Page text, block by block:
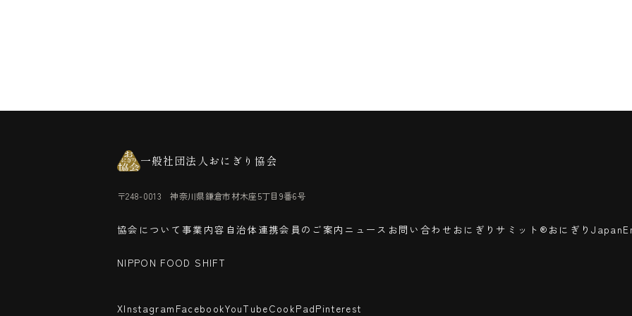
一般社団法人おにぎり協会
〒248-0013 神奈川県鎌倉市材木座5丁目9番6号
協会について事業内容 自治体連携会員のご案内 ニュース お問い合わせ おにぎりサミット® おにぎりJapan
NIPPON FOOD SHIFT
XInstagram FacebookYouTubeCookPadPinterest